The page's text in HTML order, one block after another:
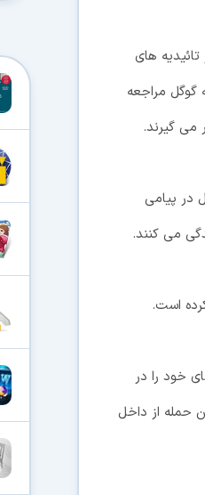
های
گوگل مراجعه
می گیرند.
در پیامی
می کنند.
است.
خود را در
حمله از داخل